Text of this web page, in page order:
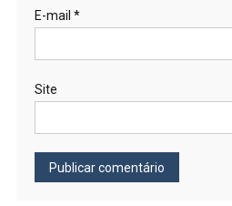
E-mail *
Site